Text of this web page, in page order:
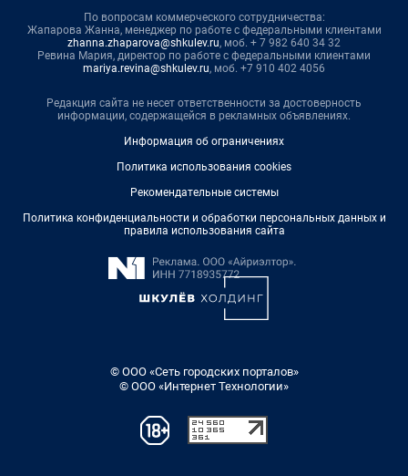
По вопросам коммерческого сотрудничества:
Жапарова Жанна, менеджер по работе с федеральными клиентами
zhanna.zhaparova@shkulev.ru, моб. + 7 982 640 34 32
Ревина Мария, директор по работе с федеральными клиентами
mariya.revina@shkulev.ru, моб. +7 910 402 4056
Редакция сайта не несет ответственности за достоверность
информации, содержащейся в рекламных объявлениях.
Информация об ограничениях
Политика использования cookies
Рекомендательные системы
Политика конфиденциальности и обработки персональных данных и
правила использования сайта
© ООО «Сеть городских порталов»
© ООО «Интернет Технологии»